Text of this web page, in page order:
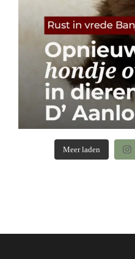
Meer laden